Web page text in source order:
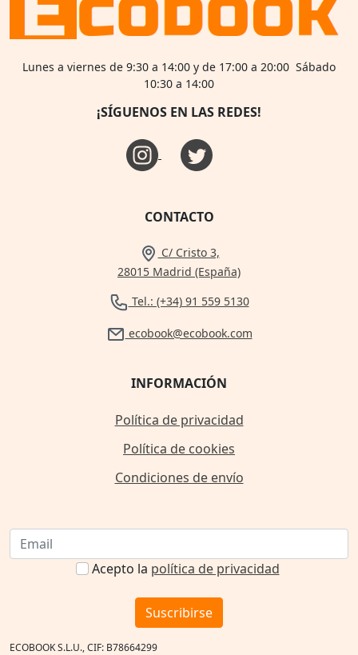
Lunes a viernes de 9:30 a 14:00 y de 17:00 a 20:00 Sábado
10:30 a 14:00
¡SÍGUENOS EN LAS REDES!
CONTACTO
C/ Cristo 3,
28015 Madrid (España)
Tel.: (+34) 91 559 5130
ecobook@ecobook.com
INFORMACIÓN
Política de privacidad
Política de cookies
Condiciones de envío
Acepto la política de privacidad
Suscribirse
ECOBOOK S.L.U., CIF: B78664299